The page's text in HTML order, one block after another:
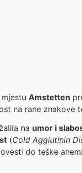
Amstetten
na rane znakove
na umor i
(Cold Agglutinin
do teške